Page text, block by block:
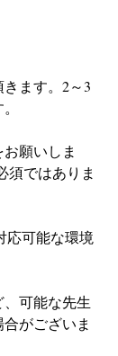
ます。2～3
願いしま
須ではありま
応可能な環境
可能な先生
がございま